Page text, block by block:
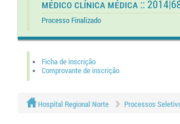
Médico Clínica Médica ::
Processo Finalizado
Ficha de inscrição
Comprovante de inscrição
Hospital Regional Norte Processos